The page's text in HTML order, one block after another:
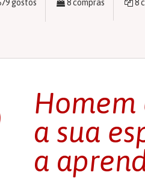
gostos 8compras 8
a sua
a